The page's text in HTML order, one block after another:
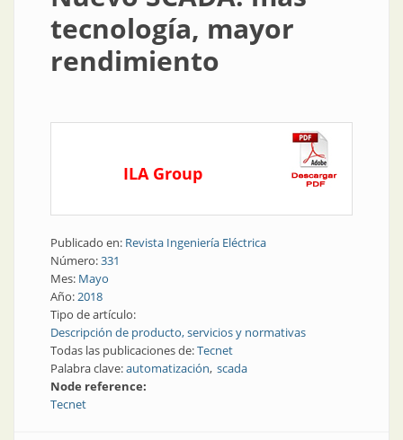
tecnología, mayor
rendimiento
ILA Group
Publicado en: Revista Ingeniería Eléctrica
Número:331
Mes: Mayo
Año:2018
Tipo de artículo:
Descripción de producto, servicios y normativas
Todas las publicaciones de:Tecnet
Palabra clave:automatización scada
Node reference:
Tecnet